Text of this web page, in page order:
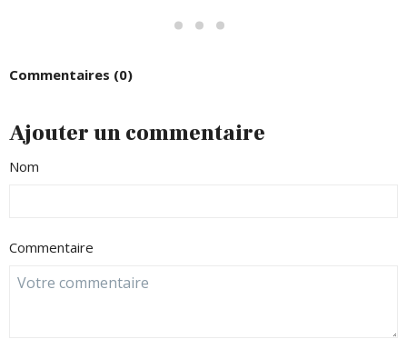
Commentaires (0)
Ajouter un commentaire
Nom
Commentaire